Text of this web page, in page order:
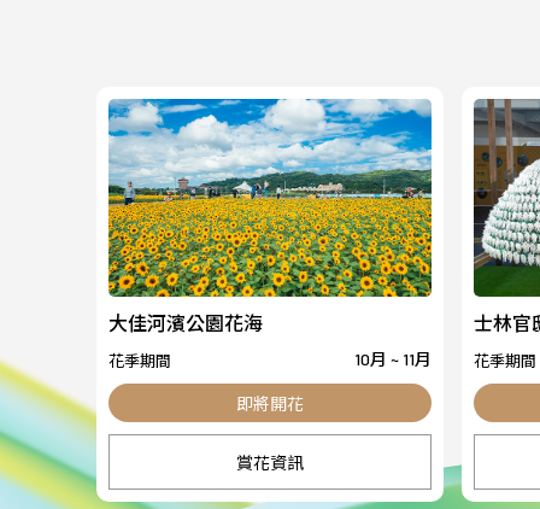
大佳河濱公園花海
花季期間 10月 ~ 11月
賞花資訊
士林官
花季期間